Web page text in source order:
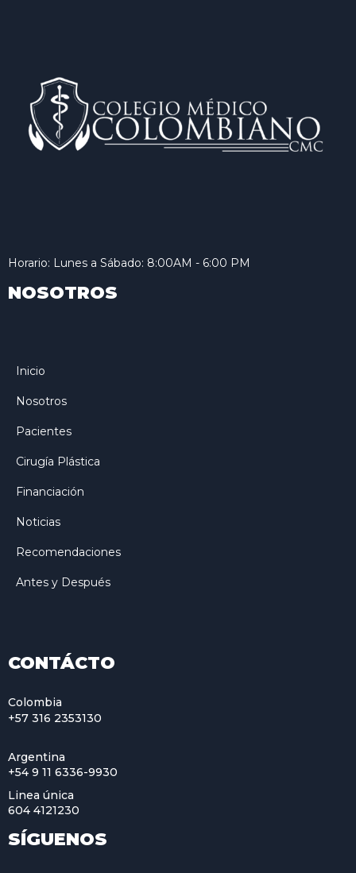
Horario: Lunes a Sábado: 8:00AM - 6:00 PM
NOSOTROS
Inicio
Nosotros
Pacientes
Cirugía Plástica
Financiación
Noticias
Recomendaciones
Antes y Después
CONTÁCTO
Colombia
+57 316 2353130
Argentina
+54 9 11 6336-9930
Linea única
604 4121230
SÍGUENOS